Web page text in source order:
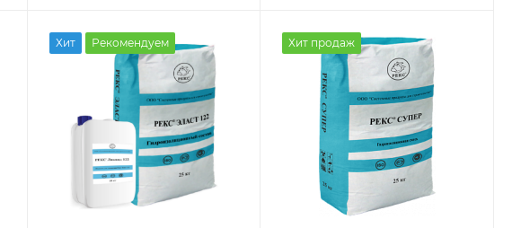
Хит Рекомендуем Хит продаж